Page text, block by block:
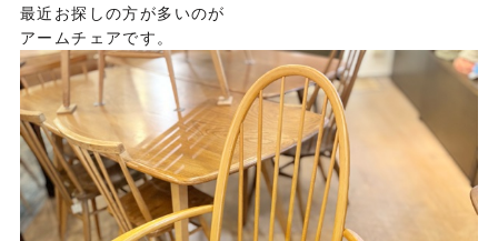
最近お探しの方が多いのが
アームチェアです。